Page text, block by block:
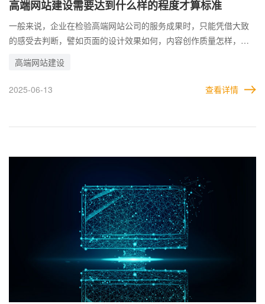
高端网站建设需要达到什么样的程度才算标准
一般来说，企业在检验高端网站公司的服务成果时，只能凭借大致
的感受去判断，譬如页面的设计效果如何，内容创作质量怎样，功
一步的标准，企业也不好做出更精准的判断。要是碰到了偷工减料
的网站公司，很有可能在网站上动手脚，使得网站外表看不出来，
收，判断出对方是否有按照自己的要求正确制作网站。
高端网站建设
2025-06-13 查看详情